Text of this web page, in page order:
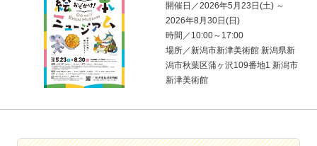
開催日／2026年5月23日(土) ～
2026年8月30日(日)
時間／10:00～17:00
場所／新潟市新津美術館 新潟県新
潟市秋葉区蒲ヶ沢109番地1 新潟市
新津美術館